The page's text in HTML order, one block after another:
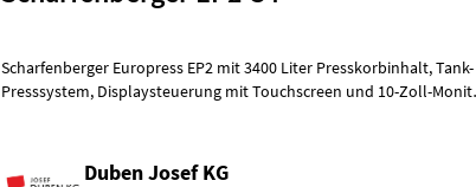
Scharfenberger Europress EP2 mit 3400 Liter Presskorbinhalt, Tank-
Presssystem, Displaysteuerung mit Touchscreen und 10-Zoll-Monitor
Duben Josef KG